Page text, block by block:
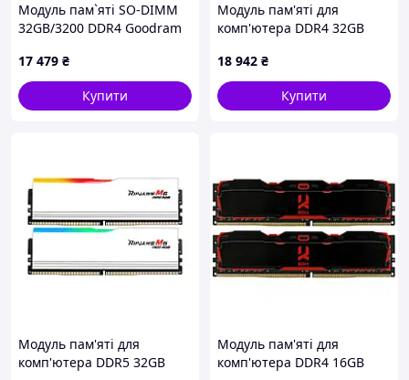
Модуль пам`яті SO-DIMM
32GB/3200 DDR4 Goodram
17 479 ₴
Купити
Модуль пам'яті для
комп'ютера DDR4 32GB
INTELIGENTES (IU4EFG2/32)
— Доступний
18 942 ₴
Купити
Модуль пам'яті для
комп'ютера DDR5 32GB
Модуль пам'яті для
комп'ютера DDR4 16GB